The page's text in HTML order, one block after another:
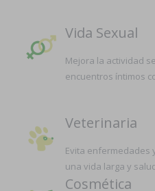
Vida Sexual
Mejora la actividad
encuentros íntimos
Veterinaria
Evita enfermedades
una vida larga y
Cosmética